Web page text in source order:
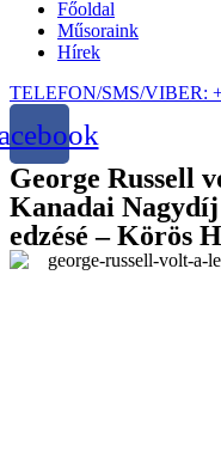
Főoldal
Műsoraink
Hírek
TELEFON/SMS/VIBER:
George Russell
Kanadai
edzésé – Körös